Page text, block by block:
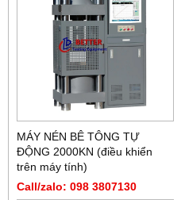
MÁY NÉN BÊ TÔNG TỰ
ĐỘNG 2000KN (điều khiển
trên máy tính)
Call/zalo: 098 3807130